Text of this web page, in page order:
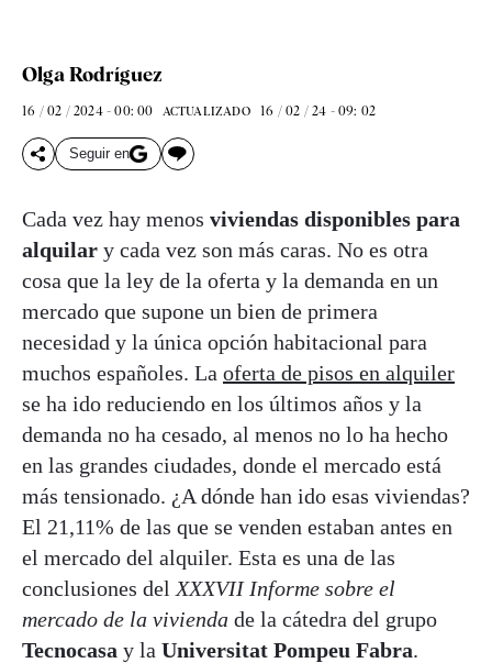
Olga Rodríguez
16 / 02 / 2024 - 00: 00 ACTUALIZADO 16 / 02 / 24 - 09: 02
Seguir en
Cada vez hay menos viviendas disponibles para
alquilar y cada vez son más caras. No es otra
cosa que la ley de la oferta y la demanda en un
mercado que supone un bien de primera
necesidad y la única opción habitacional para
muchos españoles. La oferta de pisos en alquiler
se ha ido reduciendo en los últimos años y la
demanda no ha cesado, al menos no lo ha hecho
en las grandes ciudades, donde el mercado está
más tensionado. ¿A dónde han ido esas viviendas?
El 21,11% de las que se venden estaban antes en
el mercado del alquiler. Esta es una de las
conclusiones del XXXVII Informe sobre el
mercado de la vivienda de la cátedra del grupo
Tecnocasa y la Universitat Pompeu Fabra.